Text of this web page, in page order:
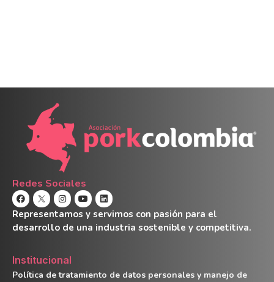
Redes Sociales
Representamos y servimos con pasión para el
desarrollo de una industria sostenible y competitiva.
Institucional
Política de tratamiento de datos personales y manejo de